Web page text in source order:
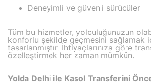
Deneyimli ve güvenli sürücüler
Tüm bu hizmetler, yolculuğunuzun
konforlu şekilde geçmesini sağlamak
tasarlanmıştır. İhtiyaçlarınıza göre
özelleştirmek her zaman mümkün.
Yolda Delhi ile Kasol Transferini